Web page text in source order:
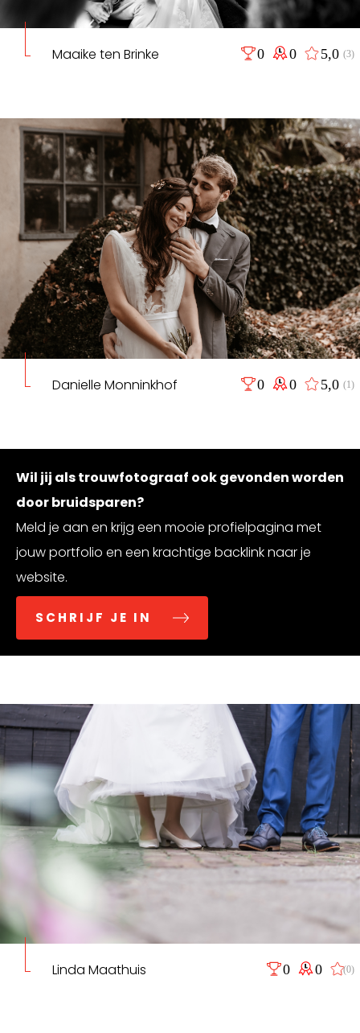
Maaike ten Brinke 0 0 5,0(3)
Danielle Monninkhof 0 0 5,0(1)
Wil jij als trouwfotograaf ook gevonden worden
door bruidsparen?
Meld je aan en krijg een mooie profielpagina met
jouw portfolio en een krachtige backlink naar je
website.
SCHRIJF JE IN
Linda Maathuis 0 0 (0)